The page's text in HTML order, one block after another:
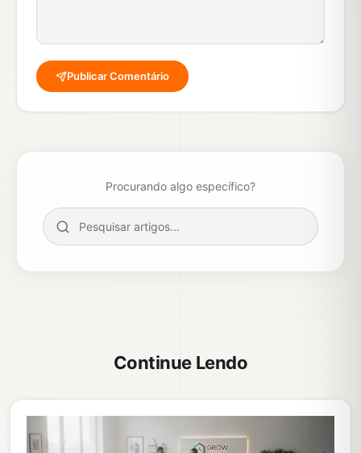
Publicar Comentário
Procurando algo específico?
Continue Lendo